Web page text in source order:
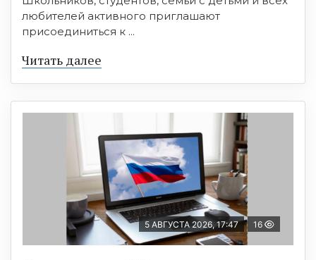
любителей активного приглашают
присоединиться к ...
Читать далее
5 АВГУСТА 2026, 17:47 16